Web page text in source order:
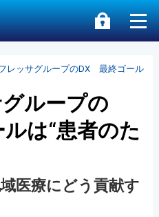
レッサグループのDX 最終ゴール
ループの
は“患者のた
医療にどう貢献す